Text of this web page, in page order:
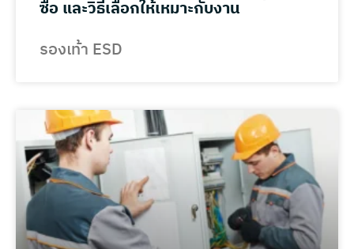
ซื้อ และวิธีเลือกให้เหมาะกับงาน
รองเท้า ESD